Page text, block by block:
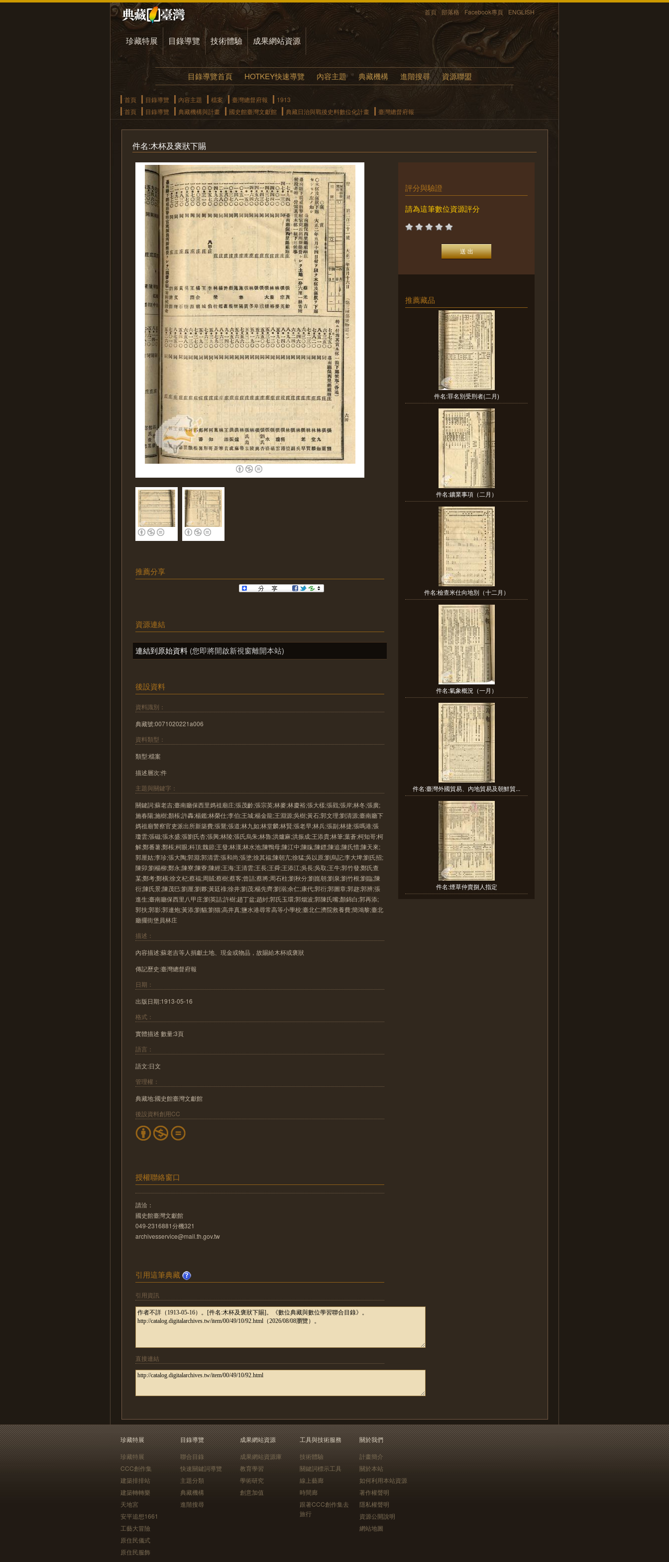
首頁 部落格 Facebook專頁 ENGLISH
珍藏特展 目錄導覽 技術體驗 成果網站資源
目錄導覽首頁 HOTKEY快速導覽 內容主題 典藏機構 進階搜尋 資源聯盟
首頁 目錄導覽 內容主題 檔案 臺灣總督府報
1913
首頁
目錄導覽 典藏機構與計畫 國史館臺灣文獻館 典藏日治與戰後史料數位化計畫 臺灣總督府報
件名:木杯及褒狀下賜
推薦分享
資源連結
連結到原始資料 (您即將開啟新視窗離開本站)
後設資料
資料識別：
典藏號:0071020221a006
資料類型：
類型:檔案
描述層次:件
主題與關鍵字：
關鍵詞:蘇老吉;臺南廳保西里媽祖廟庄;張茂齡;張宗英;林麥;林慶裕;張大樣;張戥;張岸;林冬;張廣;
施春陽;施樹;顏棖;許轟;楊鑑;林榮仕;李伯;王城;楊金龍;王淵源;吳樹;黃石;郭文理;劉清源;臺南廳下
媽祖廟警察官吏派出所新築費;張鵞;張道;林九如;林堂麟;林賢;張老早;林兵;張副;林捷;張嗎港;張
瓊雲;張磁;張水盛;張劉氏杏;張興;林陵;張氏烏朱;林魯;洪爐麻;洪振成;王添貴;林筆;葉蒼;柯知哥;柯
解;鄭番薯;鄭棖;柯眼;科頂;魏節;王發;林漢;林水池;陳鴨母;陳江中;陳靝;陳鏢;陳追;陳氏惜;陳天來;
郭厘姑;李珍;張大陶;郭淵;郭清雲;張和尚;張塗;徐其福;陳朝亢;徐猛;吳以原;劉烏記;李大埤;劉氏招;
陳卯;劉楊柳;鄭永;陳寮;陳藔;陳經;王海;王清雲;王長;王舜;王添江;吳長;吳取;王牛;郭竹發;鄭氏查
某;鄭考;鄭橫;徐文杞;蔡福;周賊;蔡樹;蔡客;曾詰;蔡將;周石柱;劉秋分;劉崑朝;劉泉;劉竹根;劉臨;陳
衍;陳氏景;陳茂巳;劉厘;劉夥;黃廷祿;徐井;劉茂;楊先齊;劉溺;余仁;康代;郭衍;郭圖章;郭趂;郭辨;張
進生;臺南廳保西里八甲庄;劉英詰;許樹;趙丁盆;趙紂;郭氏玉環;郭烟波;郭陳氏嘴;顏錦白;郭再添;
郭扶;郭影;郭連炮;黃添;劉貓;劉猫;高井真;鹽水港尋常高等小學校;臺北仁濟院救養費;簡鴻黎;臺北
廳擺街堡員林庄
描述：
內容描述:蘇老吉等人捐獻土地、現金或物品，故賜給木杯或褒狀
傳記歷史:臺灣總督府報
日期：
出版日期:1913-05-16
格式：
實體描述 數量:3頁
語言：
語文:日文
管理權：
典藏地:國史館臺灣文獻館
後設資料創用CC
授權聯絡窗口
請洽：
國史館臺灣文獻館
049-2316881分機321
archivesservice@mail.th.gov.tw
引用這筆典藏
引用資訊
直接連結
評分與驗證
請為這筆數位資源評分
推薦藏品
件名:罪名別受刑者(二月)
件名:鑛業事項（二月）
件名:檢查米仕向地別（十二月）
件名:氣象概況（一月）
件名:臺灣外國貿易、內地貿易及朝鮮貿...
件名:煙草仲賣捌人指定
珍藏特展
珍藏特展
CCC創作集
建築排排站
建築轉轉樂
天地宮
安平追想1661
工藝大冒險
原住民儀式
原住民服飾
目錄導覽
聯合目錄
快速關鍵詞導覽
主題分類
典藏機構
進階搜尋
成果網站資源
成果網站資源庫
教育學習
學術研究
創意加值
工具與技術服務
技術體驗
關鍵詞標示工具
線上藝廊
時間廊
跟著CCC創作集去
旅行
關於我們
計畫簡介
關於本站
如何利用本站資源
著作權聲明
隱私權聲明
資源公開說明
網站地圖